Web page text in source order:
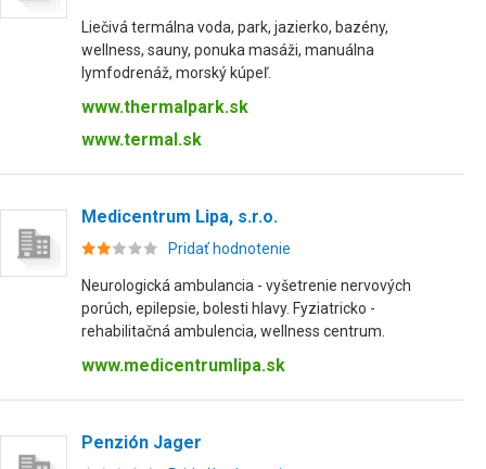
Liečivá termálna voda, park, jazierko, bazény,
wellness, sauny, ponuka masáži, manuálna
lymfodrenáž, morský kúpeľ.
www.thermalpark.sk
www.termal.sk
Medicentrum Lipa, s.r.o.
Pridať hodnotenie
Neurologická ambulancia - vyšetrenie nervových
porúch, epilepsie, bolesti hlavy. Fyziatricko -
rehabilitačná ambulencia, wellness centrum.
www.medicentrumlipa.sk
Penzión Jager